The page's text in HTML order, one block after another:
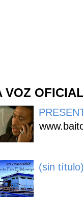
VOZ
(sin título)